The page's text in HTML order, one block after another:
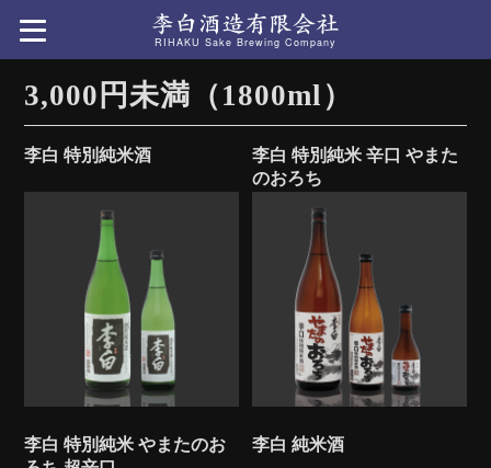
RIHAKU Sake Brewing Company
3,000円未満（1800ml）
李白 特別純米酒
李白 特別純米 辛口 やまた
のおろち
李白 特別純米 やまたのお
李白 純米酒